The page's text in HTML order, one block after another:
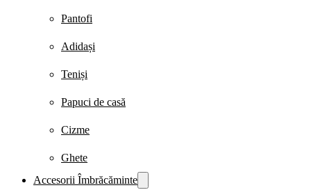
Pantofi
Adidași
Teniși
Papuci de casă
Cizme
Ghete
Accesorii Îmbrăcăminte